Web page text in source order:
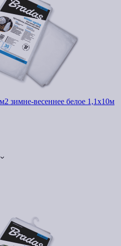
зимне-весеннее белое 1,1x10м